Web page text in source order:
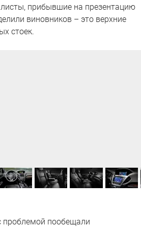
прибывшие на презентацию
виновников – это верхние
стоек.
пообещали